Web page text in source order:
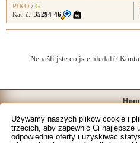
Używamy naszych plików cookie i
trzecich, aby zapewnić Ci najlepsze
odpowiednie oferty i uzyskiwać
PIKO / G
Kat. č.: 35294-46
Nenašli jste co jste hledali?